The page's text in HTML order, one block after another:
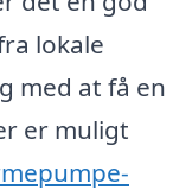
lokale
med at få en
er muligt